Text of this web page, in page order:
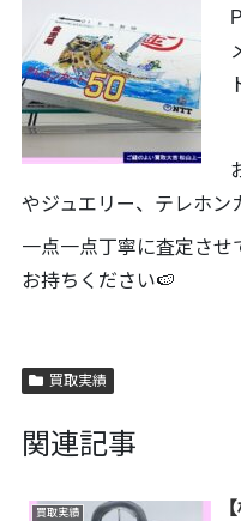
やジュエリー、テレホン
一点一点丁寧に査定させ
お持ちください🍉
買取実績
関連記事
買取実績